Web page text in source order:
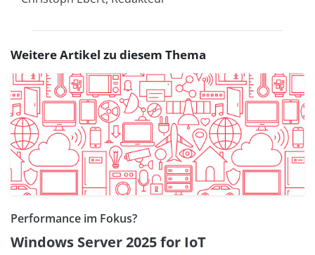
Weitere Artikel zu diesem Thema
Performance im Fokus?
Windows Server 2025 for IoT